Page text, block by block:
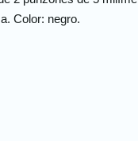
Color: negro.